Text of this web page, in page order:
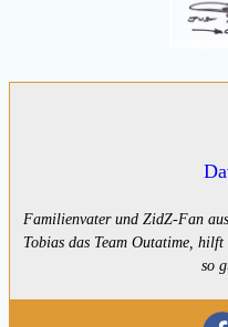
Familienvater und ZidZ-Fan
Tobias das Team Outatime,
so